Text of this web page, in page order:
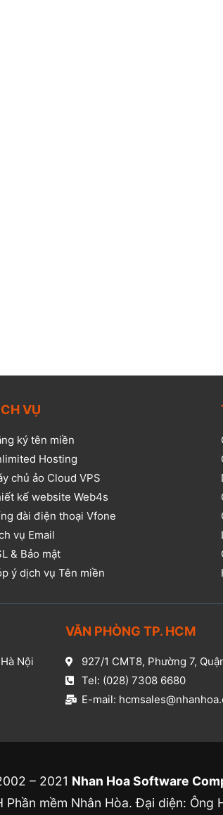
VỤ
ký tên miền
Hosting
chủ ảo Cloud VPS
kế website Web4s
đài điện thoại Vfone
vụ Email
& Bảo mật
ý dịch vụ Tên miền
Nội
VĂN PHÒNG TP. HCM​
927/1 CMT8, Phường 7,
Tel: (028) 7308 6680​
E-mail:
– 2021 Nhan Hoa Software
Phần mềm Nhân Hòa. Đại diện: Ông